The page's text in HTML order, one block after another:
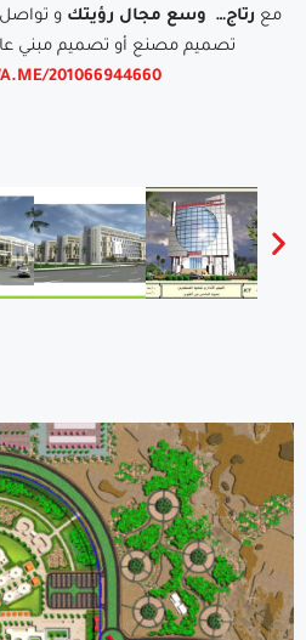
مع رتاج… وسع مجال رؤيتكو
تصميم مصنع أو تصميم مبني
201066944660